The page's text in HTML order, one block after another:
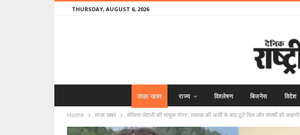
THURSDAY, AUGUST 6, 2026
ताज़ा खबर राज्य विश्लेषण बिजनेस विदेश
Home ताज़ा खबर सेलिना जेटली की भावुक पोस्ट: तलाक की अर्जी के बाद टूटे दिल और संघर्षों की कहानी